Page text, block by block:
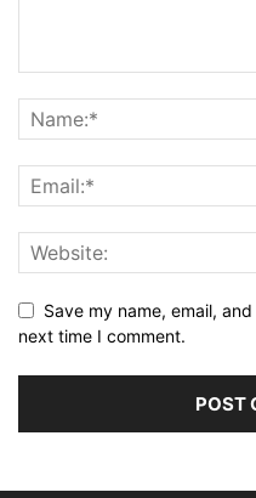
Save my name, email,
next time I comment.